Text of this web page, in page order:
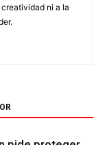
ni a la